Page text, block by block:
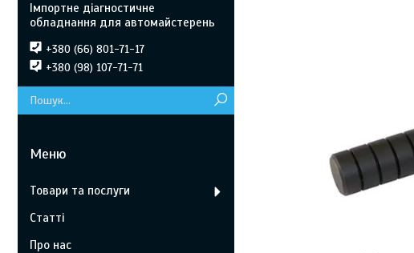
Імпортне діагностичне
обладнання для автомайстерень
+380 (66) 801-71-17
+380 (98) 107-71-71
Товари та послуги
Статті
Про нас